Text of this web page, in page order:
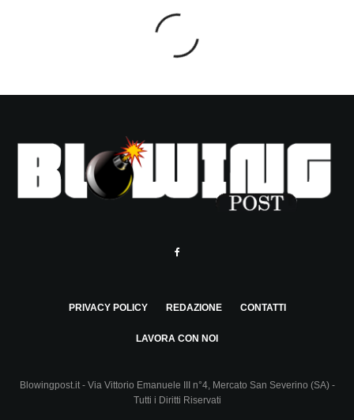
PRIVACY POLICY REDAZIONE CONTATTI
LAVORA CON NOI
Blowingpost.it - Via Vittorio Emanuele III n°4, Mercato San Severino (SA) -
Tutti i Diritti Riservati